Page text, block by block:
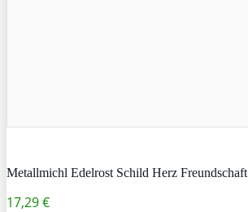
Metallmichl Edelrost Schild Herz Freundschaft
17,29 €